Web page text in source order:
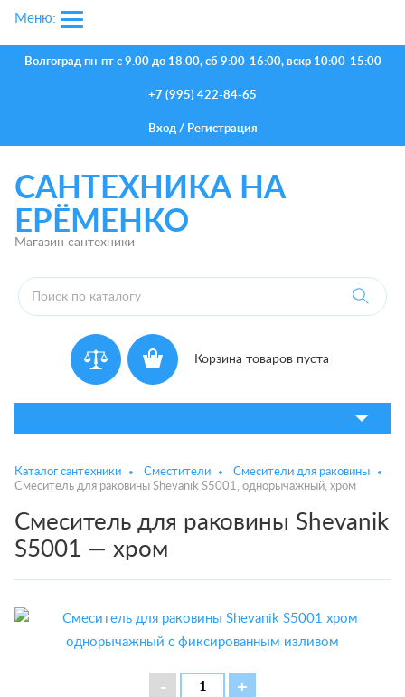
Волгоград пн-пт с 9.00 до 18.00, сб 9:00-16:00, вскр 10:00-15:00
+7 (995) 422-84-65
Вход/ Регистрация
САНТЕХНИКА НА
ЕРЁМЕНКО
Магазин сантехники
Корзина товаров пуста
Меню:
Каталог сантехники Сместители
Смесители для раковины
Смеситель для раковины Shevanik S5001, однорычажный, хром
Смеситель для раковины Shevanik
S5001 — хром